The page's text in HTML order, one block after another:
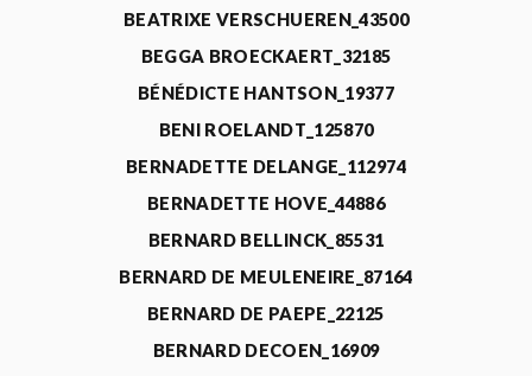
BEATRIXE VERSCHUEREN_43500
BEGGA BROECKAERT_32185
BÉNÉDICTE HANTSON_19377
BENI ROELANDT_125870
BERNADETTE DELANGE_112974
BERNADETTE HOVE_44886
BERNARD BELLINCK_85531
BERNARD DE MEULENEIRE_87164
BERNARD DE PAEPE_22125
BERNARD DECOEN_16909